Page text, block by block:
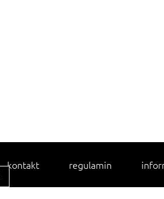
kontakt regulamin